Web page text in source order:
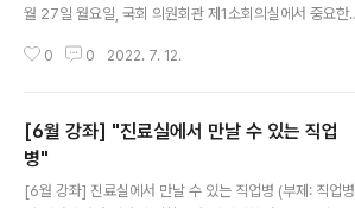
월 27일 월요일, 국회 의원회관 제1소회의실에서 중요한
(사)인권의학연구소가 주최하는 [국제 고문피해자 지원의
제정하라!”였으며, 핵심 메시지는 “고문피해자 지원은 국
가의 의무입니다. 고문가해자 처벌은 고문방지를 위한 최
선입니다. 많이 늦었지만, 지금 해야 합니다.”였다. 국회와
우리 사회에 이 같은 메시지를 호소하기 위해 이날 행사에
0 0 2022. 7. 12.
[6월 강좌] "진료실에서 만날 수 있는 직업
병"
[6월 강좌] 진료실에서 만날 수 있는 직업병 (부제: 직업병